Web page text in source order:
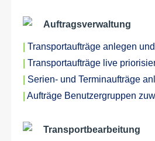
Auftragsverwaltung
Transportaufträge anlegen
Transportaufträge live
Serien- und Terminaufträge
Aufträge Benutzergruppen
Transportbearbeitung